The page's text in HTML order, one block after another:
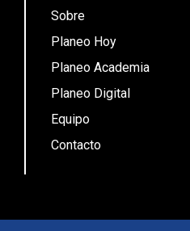
Sobre
Planeo Hoy
Planeo Academia
Planeo Digital
Equipo
Contacto